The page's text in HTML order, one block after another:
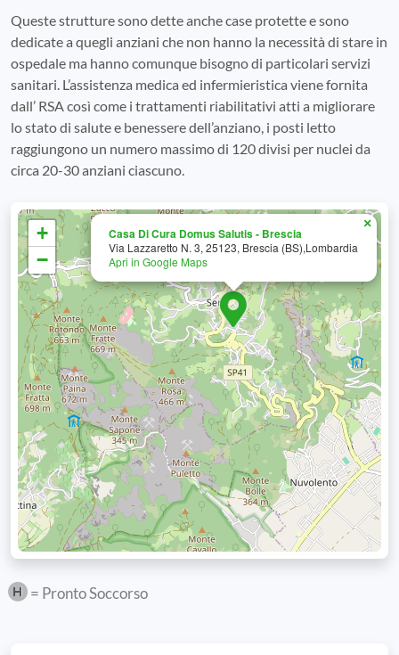
Queste strutture sono dette anche case protette e sono
dedicate a quegli anziani che non hanno la necessità di stare in
ospedale ma hanno comunque bisogno di particolari servizi
sanitari. L’assistenza medica ed infermieristica viene fornita
dall’ RSA così come i trattamenti riabilitativi atti a migliorare
lo stato di salute e benessere dell’anziano, i posti letto
raggiungono un numero massimo di 120 divisi per nuclei da
circa 20-30 anziani ciascuno.
Casa Di Cura Domus Salutis - Brescia
Via Lazzaretto N. 3, 25123, Brescia (BS),Lombardia
Apri in Google Maps
×
+
−
= Pronto Soccorso